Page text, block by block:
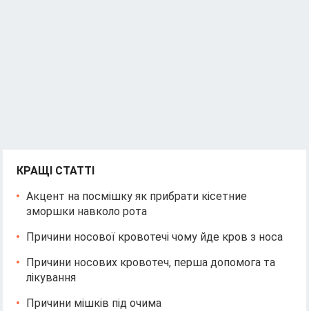
КРАЩІ СТАТТІ
Акцент на посмішку як прибрати кісетние
зморшки навколо рота
Причини носової кровотечі чому йде кров з носа
Причини носових кровотеч, перша допомога та
лікування
Причини мішків під очима